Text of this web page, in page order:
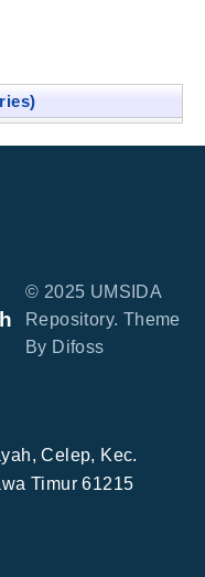
© 2025 UMSIDA
Repository. Theme
By Difoss
Celep, Kec.
Timur 61215